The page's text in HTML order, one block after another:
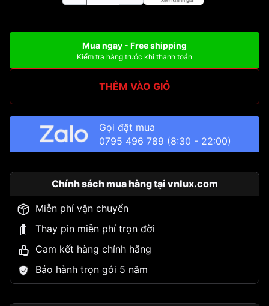
Mua ngay - Free shipping
Kiểm tra hàng trước khi thanh toán
THÊM VÀO GIỎ
Gọi đặt mua
0795 496 789 (8:30 - 22:00)
Chính sách mua hàng tại vnlux.com
Miễn phí vận chuyển
Thay pin miễn phí trọn đời
Cam kết hàng chính hãng
Bảo hành trọn gói 5 năm